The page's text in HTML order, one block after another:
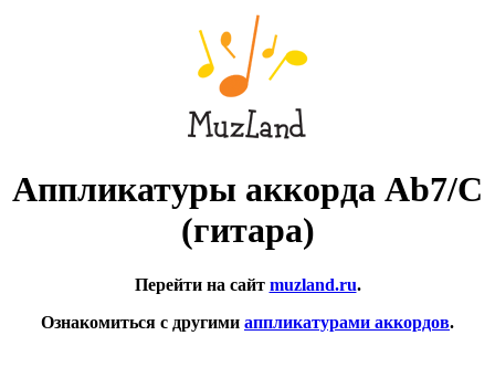
Аппликатуры аккорда Ab7/C
(гитара)
Перейти на сайт muzland.ru.
Ознакомиться с другими аппликатурами аккордов.